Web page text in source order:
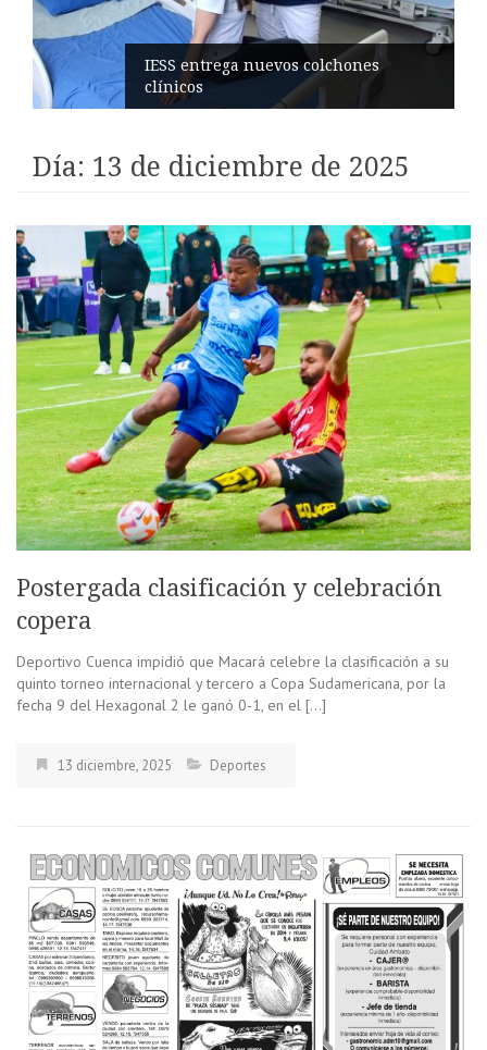
Candidatas nacionales visitan la
ciudad
Día: 13 de diciembre de 2025
Postergada clasificación y celebración
copera
Deportivo Cuenca impidió que Macará celebre la clasificación a su
quinto torneo internacional y tercero a Copa Sudamericana, por la
fecha 9 del Hexagonal 2 le ganó 0-1, en el […]
13 diciembre, 2025 Deportes